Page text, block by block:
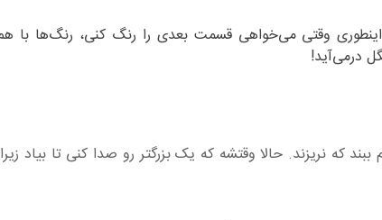
وقتی می‌خواهی قسمت بعدی را رنگ کنی، رنگ‌ها با
درمی‌آید!
نریزند. حالا وقتشه که یک بزرگتر رو صدا کنی تا بیاد